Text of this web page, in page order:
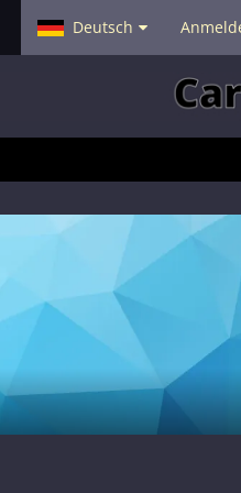
Hilfe
Deutsch